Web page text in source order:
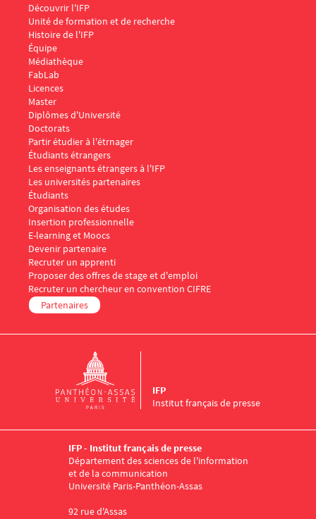
Menu Footer IFP 1
Découvrir l'IFP
Unité de formation et de recherche
Histoire de l'IFP
Équipe
Médiathèque
FabLab
Menu Footer IFP 2
Licences
Master
Diplômes d'Université
Doctorats
Menu Footer IFP 3
Partir étudier à l'étrnager
Étudiants étrangers
Les enseignants étrangers à l'IFP
Les universités partenaires
Menu Footer IFP 4
Étudiants
Organisation des études
Insertion professionnelle
E-learning et Moocs
Menu Footer IFP 5
Devenir partenaire
Recruter un apprenti
Proposer des offres de stage et d'emploi
Recruter un chercheur en convention CIFRE
Partenaires
Institut français de presse
IFP
IFP - Institut français de presse
Département des sciences de l'information
et de la communication
Université Paris-Panthéon-Assas
92 rue d'Assas